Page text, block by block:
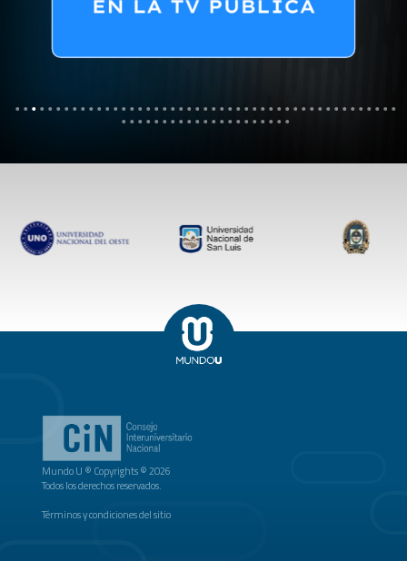
Mundo U ® Copyrights © 2026
Todos los derechos reservados.
Términos y condiciones del sitio